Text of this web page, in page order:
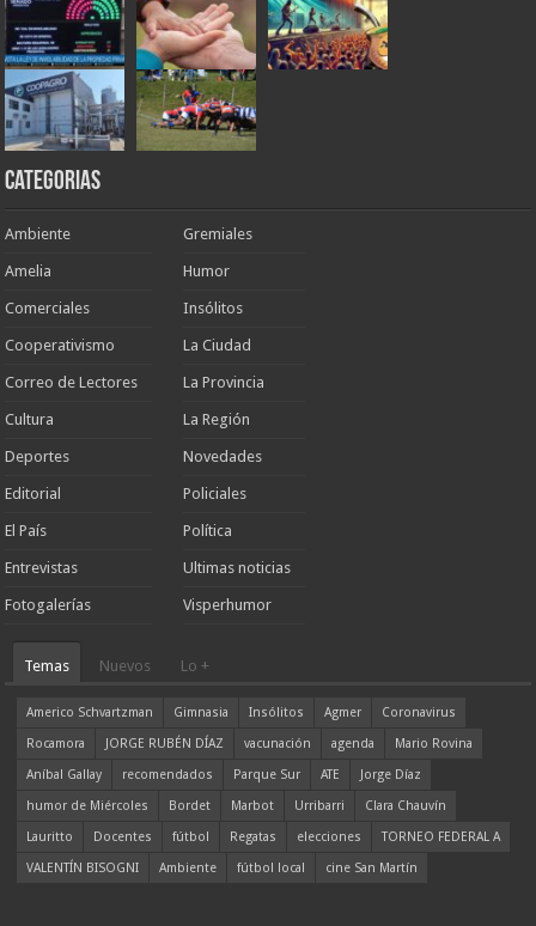
Categorias
Ambiente
Amelia
Comerciales
Cooperativismo
Correo de Lectores
Cultura
Deportes
Editorial
El País
Entrevistas
Fotogalerías
Gremiales
Humor
Insólitos
La Ciudad
La Provincia
La Región
Novedades
Policiales
Política
Ultimas noticias
Visperhumor
Temas Nuevos Lo +
Americo Schvartzman Gimnasia Insólitos Agmer
Coronavirus
Rocamora
JORGE RUBÉN DÍAZ vacunación agenda
Mario Rovina
Aníbal Gallay
recomendados Parque Sur ATE
Jorge Díaz
humor de Miércoles
Bordet Marbot Urribarri
Clara Chauvín
Lauritto
Docentes fútbol Regatas elecciones
TORNEO FEDERAL A
VALENTÍN BISOGNI
Ambiente fútbol local cine San Martín